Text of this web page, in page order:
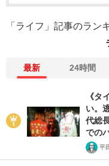
「ライフ」記事のラン
最新 24時間
《タ
い。
代総
での
平